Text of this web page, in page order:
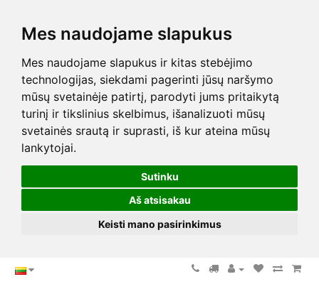
Mes naudojame slapukus
Mes naudojame slapukus ir kitas stebėjimo
technologijas, siekdami pagerinti jūsų naršymo
mūsų svetainėje patirtį, parodyti jums pritaikytą
turinį ir tikslinius skelbimus, išanalizuoti mūsų
svetainės srautą ir suprasti, iš kur ateina mūsų
lankytojai.
Sutinku
Aš atsisakau
Keisti mano pasirinkimus